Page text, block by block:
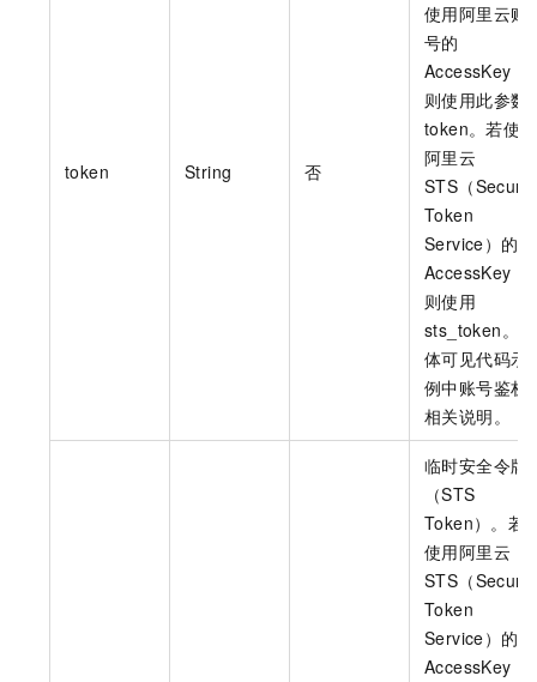
token String 否
使用阿里云账
号的
AccessKey，
则使用此参数
token。若使用
阿里云
STS（
Token
Service）的
AccessKey，
则使用
sts_token。具
体可见代码示
例中账号鉴权
相关说明。
临时安全令牌
（STS
Token）。若
使用阿里云
STS（
Token
Service）的
AccessKey，